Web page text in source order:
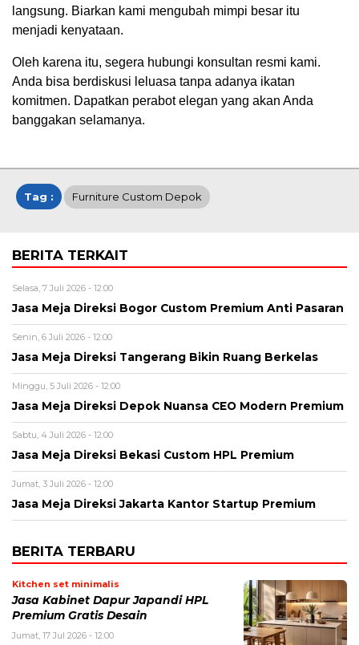
langsung. Biarkan kami mengubah mimpi besar itu
menjadi kenyataan.
Oleh karena itu, segera hubungi konsultan resmi kami.
Anda bisa berdiskusi leluasa tanpa adanya ikatan
komitmen. Dapatkan perabot elegan yang akan Anda
banggakan selamanya.
Tag : Furniture Custom Depok
BERITA TERKAIT
Selasa, 7 Juli 2026 - 12:00
Jasa Meja Direksi Bogor Custom Premium Anti Pasaran
Senin, 6 Juli 2026 - 12:00
Jasa Meja Direksi Tangerang Bikin Ruang Berkelas
Minggu, 5 Juli 2026 - 12:00
Jasa Meja Direksi Depok Nuansa CEO Modern Premium
Sabtu, 4 Juli 2026 - 12:00
Jasa Meja Direksi Bekasi Custom HPL Premium
Jumat, 3 Juli 2026 - 12:00
Jasa Meja Direksi Jakarta Kantor Startup Premium
BERITA TERBARU
Kitchen set minimalis
Jasa Kabinet Dapur Japandi HPL
Premium Gratis Desain
Jumat, 17 Jul 2026 - 12:00